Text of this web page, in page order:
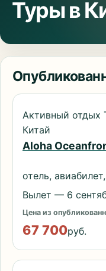
Туры в
Активный отдых
Китай
Aloha
отель,
Вылет — 6
Цена из
67 700руб.